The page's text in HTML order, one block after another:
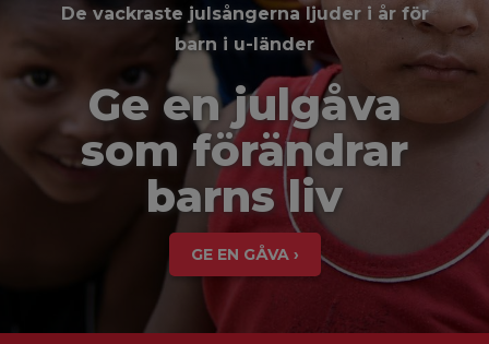
De vackraste julsångerna ljuder i år för
barn i u-länder
Ge en julgåva
som förändrar
barns liv
GE EN GÅVA ›